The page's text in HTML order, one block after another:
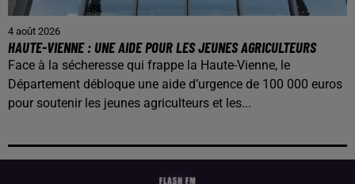
4 août 2026
HAUTE-VIENNE : UNE AIDE POUR LES JEUNES AGRICULTEURS
Face à la sécheresse qui frappe la Haute-Vienne, le
Département débloque une aide d’urgence de 100 000 euros
pour soutenir les jeunes agriculteurs et les...